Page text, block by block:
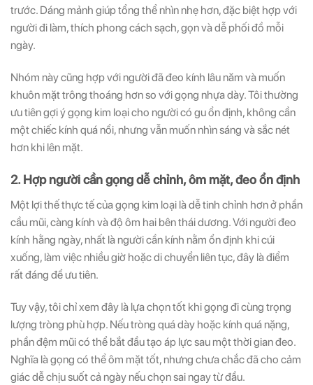
trước. Dáng mảnh giúp tổng thể nhìn nhẹ hơn, đặc biệt hợp với
người đi làm, thích phong cách sạch, gọn và dễ phối đồ mỗi
ngày.
Nhóm này cũng hợp với người đã đeo kính lâu năm và muốn
khuôn mặt trông thoáng hơn so với gọng nhựa dày. Tôi thường
ưu tiên gợi ý gọng kim loại cho người có gu ổn định, không cần
một chiếc kính quá nổi, nhưng vẫn muốn nhìn sáng và sắc nét
hơn khi lên mặt.
2. Hợp người cần gọng dễ chỉnh, ôm mặt, đeo ổn định
Một lợi thế thực tế của gọng kim loại là dễ tinh chỉnh hơn ở phần
cầu mũi, càng kính và độ ôm hai bên thái dương. Với người đeo
kính hằng ngày, nhất là người cần kính nằm ổn định khi cúi
xuống, làm việc nhiều giờ hoặc di chuyển liên tục, đây là điểm
rất đáng để ưu tiên.
Tuy vậy, tôi chỉ xem đây là lựa chọn tốt khi gọng đi cùng trọng
lượng tròng phù hợp. Nếu tròng quá dày hoặc kính quá nặng,
phần đệm mũi có thể bắt đầu tạo áp lực sau một thời gian đeo.
Nghĩa là gọng có thể ôm mặt tốt, nhưng chưa chắc đã cho cảm
giác dễ chịu suốt cả ngày nếu chọn sai ngay từ đầu.